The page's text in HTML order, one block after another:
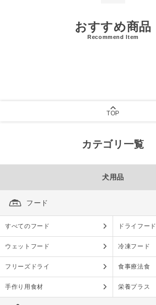
おすすめ商品
Recommend Item
TOP
カテゴリ一覧
犬用品
フード
すべてのフード ドライフード
ウェットフード 冷凍フード
フリーズドライ 食事療法食
手作り用食材 栄養プラス